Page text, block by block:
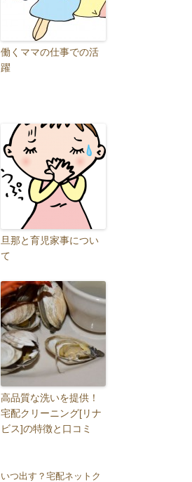
働くママの仕事での活
躍
旦那と育児家事につい
て
高品質な洗いを提供！
宅配クリーニング[リナ
ビス]の特徴と口コミ
いつ出す？宅配ネットク